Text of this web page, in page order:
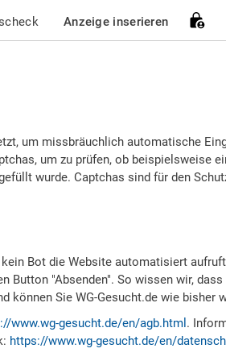
Anzeige inserieren
um missbräuchlich automatische
um zu prüfen, ob beispielsweise
wurde. Captchas sind für den
Bot die Website automatisiert
Button "Absenden". So wissen wir,
können Sie WG-Gesucht.de wie bisher
www.wg-gesucht.de/en/agb.html .
https://www.wg-gesucht.de/en/